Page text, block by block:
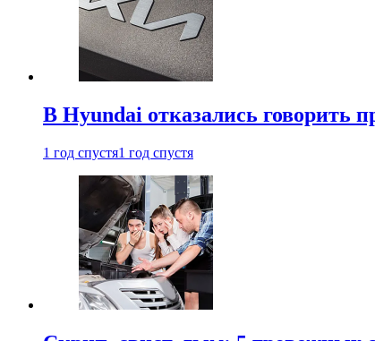
В Hyundai отказались говорить
1 год спустя1 год спустя